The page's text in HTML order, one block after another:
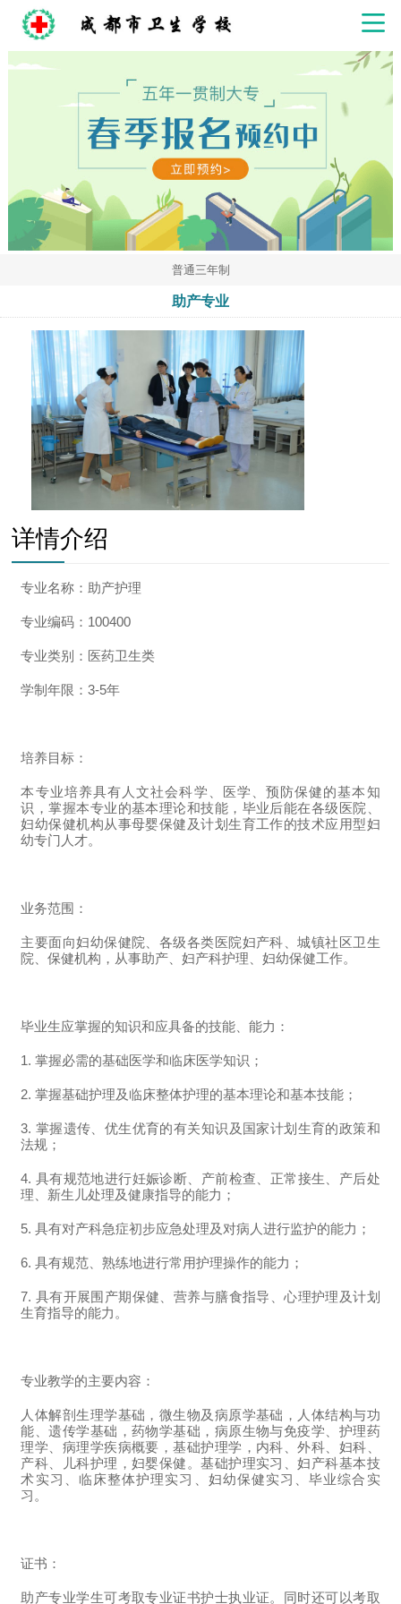
普通三年制
助产专业
详情介绍
专业名称：助产护理
专业编码：100400
专业类别：医药卫生类
学制年限：3-5年
培养目标：
本专业培养具有人文社会科学、医学、预防保健的基本知
识，掌握本专业的基本理论和技能，毕业后能在各级医院、
妇幼保健机构从事母婴保健及计划生育工作的技术应用型妇
幼专门人才。
业务范围：
主要面向妇幼保健院、各级各类医院妇产科、城镇社区卫生
院、保健机构，从事助产、妇产科护理、妇幼保健工作。
毕业生应掌握的知识和应具备的技能、能力：
1. 掌握必需的基础医学和临床医学知识；
2. 掌握基础护理及临床整体护理的基本理论和基本技能；
3. 掌握遗传、优生优育的有关知识及国家计划生育的政策和
法规；
4. 具有规范地进行妊娠诊断、产前检查、正常接生、产后处
理、新生儿处理及健康指导的能力；
5. 具有对产科急症初步应急处理及对病人进行监护的能力；
6. 具有规范、熟练地进行常用护理操作的能力；
7. 具有开展围产期保健、营养与膳食指导、心理护理及计划
生育指导的能力。
专业教学的主要内容 ：
人体解剖生理学基础，微生物及病原学基础，人体结构与功
能、遗传学基础，药物学基础，病原生物与免疫学、护理药
理学、病理学疾病概要，基础护理学，内科、外科、妇科、
产科、儿科护理，妇婴保健。基础护理实习、妇产科基本技
术实习、临床整体护理实习、妇幼保健实习、毕业综合实
习。
证书：
助产专业学生可考取专业证书护士执业证。同时还可以考取